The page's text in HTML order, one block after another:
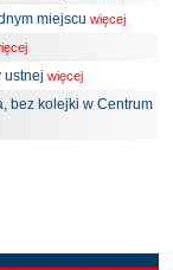
miejscu więcej
ustnej więcej
bez kolejki w Centrum
Medyczny